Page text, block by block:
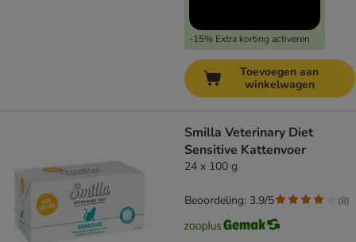
-15% Extra korting activeren
Toevoegen aan
winkelwagen
Smilla Veterinary Diet
Sensitive Kattenvoer
24 x 100 g
Beoordeling: 3.9/5 (8)